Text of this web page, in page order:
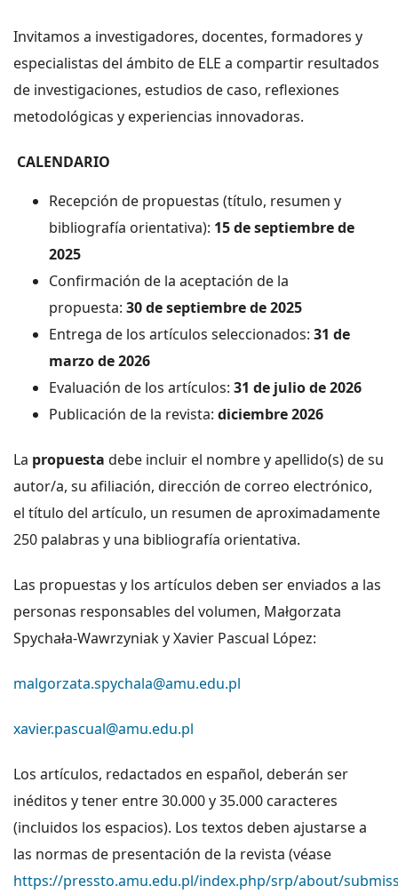
Invitamos a investigadores, docentes, formadores y
especialistas del ámbito de ELE a compartir resultados
de investigaciones, estudios de caso, reflexiones
metodológicas y experiencias innovadoras.
CALENDARIO
Recepción de propuestas (título, resumen y
bibliografía orientativa): 15 de septiembre de
2025
Confirmación de la aceptación de la
propuesta: 30 de septiembre de 2025
Entrega de los artículos seleccionados: 31 de
marzo de 2026
Evaluación de los artículos: 31 de julio de 2026
Publicación de la revista: diciembre 2026
La propuesta debe incluir el nombre y apellido(s) de su
autor/a, su afiliación, dirección de correo electrónico,
el título del artículo, un resumen de aproximadamente
250 palabras y una bibliografía orientativa.
Las propuestas y los artículos deben ser enviados a las
personas responsables del volumen, Małgorzata
Spychała-Wawrzyniak y Xavier Pascual López:
malgorzata.spychala@amu.edu.pl
xavier.pascual@amu.edu.pl
Los artículos, redactados en español, deberán ser
inéditos y tener entre 30.000 y 35.000 caracteres
(incluidos los espacios). Los textos deben ajustarse a
las normas de presentación de la revista (véase
https://pressto.amu.edu.pl/index.php/srp/about/